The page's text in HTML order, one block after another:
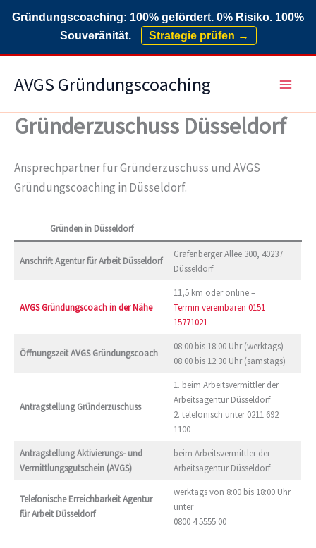
Gründungscoaching: 100% gefördert. 0% Risiko. 100%
Souveränität.
Strategie prüfen →
InhaltAVGS Gründungscoaching
Gründerzuschuss Düsseldorf
Ansprechpartner für Gründerzuschuss und AVGS
Gründungscoaching in Düsseldorf.
Gründen in Düsseldorf
Anschrift Agentur für Arbeit Düsseldorf
Grafenberger Allee 300, 40237
Düsseldorf
AVGS Gründungscoach in der Nähe
11,5 km oder online –
Termin vereinbaren 0151
15771021
Öffnungszeit AVGS Gründungscoach
08:00 bis 18:00 Uhr (werktags)
08:00 bis 12:30 Uhr (samstags)
Antragstellung Gründerzuschuss
1. beim Arbeitsvermittler der
Arbeitsagentur Düsseldorf
2. telefonisch unter 0211 692
1100
Antragstellung Aktivierungs- und
Vermittlungsgutschein (AVGS)
beim Arbeitsvermittler der
Arbeitsagentur Düsseldorf
Telefonische Erreichbarkeit Agentur
für Arbeit Düsseldorf
werktags von 8:00 bis 18:00 Uhr
unter
0800 4 5555 00